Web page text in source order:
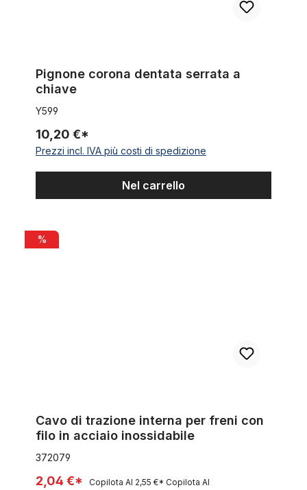
Pignone corona dentata serrata a
chiave
Y599
10,20 €*
Prezzi incl. IVA più costi di spedizione
Nel carrello
Cavo di trazione interna per freni con filo in acciaio
%
Cavo di trazione interna per freni con
filo in acciaio inossidabile
372079
2,04 €* Copilota AI 2,55 €* Copilota AI